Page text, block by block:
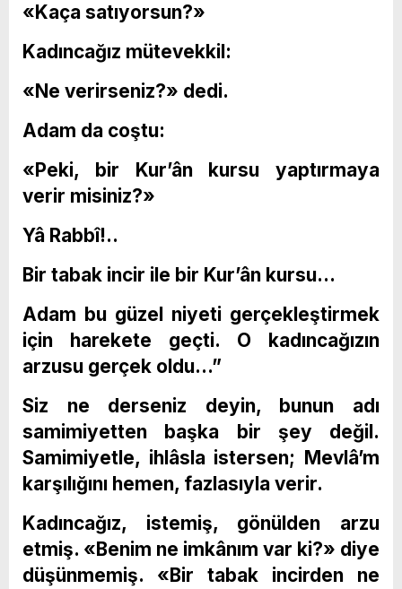
«Kaça satıyorsun?»
Kadıncağız mütevekkil:
«Ne verirseniz?» dedi.
Adam da coştu:
«Peki, bir Kur’ân kursu yaptırmaya
verir misiniz?»
Yâ Rabbî!..
Bir tabak incir ile bir Kur’ân kursu…
Adam bu güzel niyeti gerçekleştirmek
için harekete geçti. O kadıncağızın
arzusu gerçek oldu…”
Siz ne derseniz deyin, bunun adı
samimiyetten başka bir şey değil.
Samimiyetle, ihlâsla istersen; Mevlâ’m
karşılığını hemen, fazlasıyla verir.
Kadıncağız, istemiş, gönülden arzu
etmiş. «Benim ne imkânım var ki?» diye
düşünmemiş. «Bir tabak incirden ne